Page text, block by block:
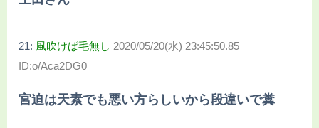
21: 風吹けば毛無し 2020/05/20(水) 23:45:50.85
ID:o/Aca2DG0
宮迫は天素でも悪い方らしいから段違いで糞